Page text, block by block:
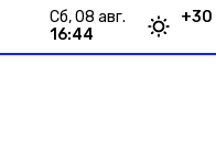
сб, 08 авг.
16:44
+30